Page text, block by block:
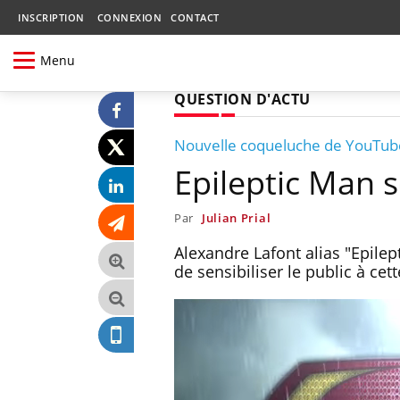
INSCRIPTION CONNEXION CONTACT
Menu
QUESTION D'ACTU
Nouvelle coqueluche de
Epileptic Man
Par Julian Prial
Alexandre Lafont alias
de sensibiliser le public à